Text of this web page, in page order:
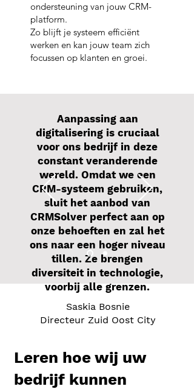
ondersteuning van jouw CRM-
platform.
Zo blijft je systeem efficiënt
werken en kan jouw team zich
focussen op klanten en groei.
Aanpassing aan
digitalisering is cruciaal
voor ons bedrijf in deze
constant veranderende
wereld. Omdat we een
CRM-systeem gebruiken,
sluit het aanbod van
CRMSolver perfect aan op
onze behoeften en zal het
ons naar een hoger niveau
tillen. Ze brengen
diversiteit in technologie,
voorbij alle grenzen.
Saskia Bosnie
Directeur Zuid Oost City
Leren hoe wij uw
bedrijf kunnen